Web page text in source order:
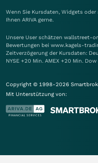
Wenn Sie Kursdaten, Widgets
Ihnen ARIVA gerne.
Unsere User schätzen wallstreet-
Bewertungen bei www.kagels-
Zeitverzögerung der Kursdaten:
NYSE +20 Min. AMEX +20 Min.
Copyright © 1998-2026
Mit Unterstützung von: